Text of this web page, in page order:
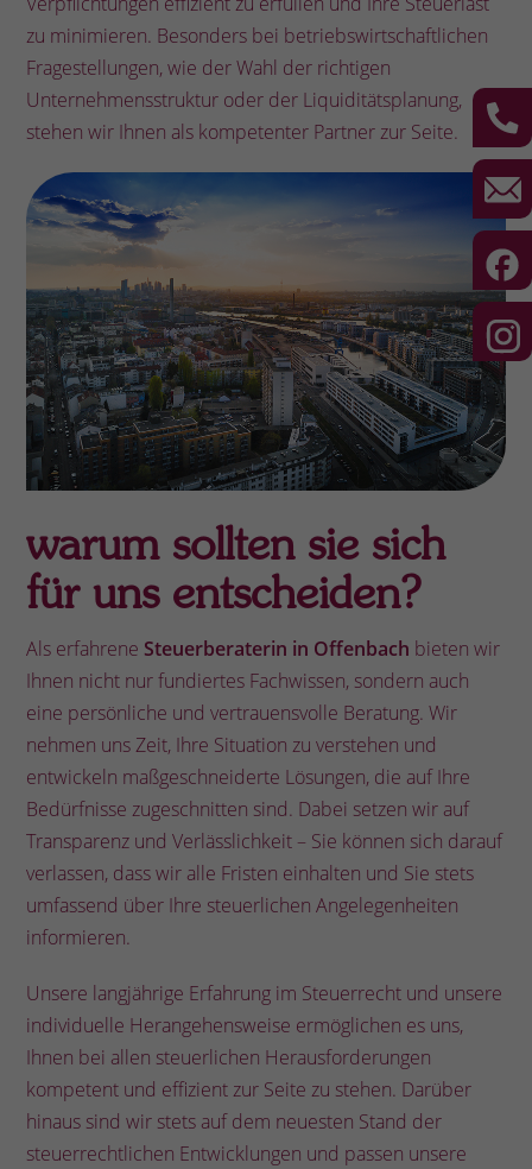
zu minimieren. Besonders bei betriebswirtschaftlichen
Fragestellungen, wie der Wahl der richtigen
Unternehmensstruktur oder der Liquiditätsplanung,
stehen wir Ihnen als kompetenter Partner zur Seite.
warum sollten sie sich
für uns entscheiden?
Als erfahrene Steuerberaterin in Offenbach bieten wir
Ihnen nicht nur fundiertes Fachwissen, sondern auch
eine persönliche und vertrauensvolle Beratung. Wir
nehmen uns Zeit, Ihre Situation zu verstehen und
entwickeln maßgeschneiderte Lösungen, die auf Ihre
Bedürfnisse zugeschnitten sind. Dabei setzen wir auf
Transparenz und Verlässlichkeit – Sie können sich darauf
verlassen, dass wir alle Fristen einhalten und Sie stets
umfassend über Ihre steuerlichen Angelegenheiten
informieren.
Unsere langjährige Erfahrung im Steuerrecht und unsere
individuelle Herangehensweise ermöglichen es uns,
Ihnen bei allen steuerlichen Herausforderungen
kompetent und effizient zur Seite zu stehen. Darüber
hinaus sind wir stets auf dem neuesten Stand der
steuerrechtlichen Entwicklungen und passen unsere